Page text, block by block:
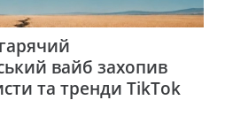
вайб захопив
та тренди TikTok